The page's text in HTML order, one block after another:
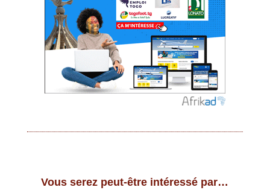
Vous serez peut-être intéressé par…